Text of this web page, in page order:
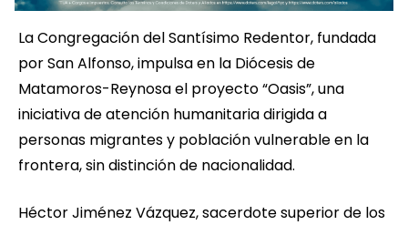
La Congregación del Santísimo Redentor, fundada
por San Alfonso, impulsa en la Diócesis de
Matamoros-Reynosa el proyecto “Oasis”, una
iniciativa de atención humanitaria dirigida a
personas migrantes y población vulnerable en la
frontera, sin distinción de nacionalidad.
Héctor Jiménez Vázquez, sacerdote superior de los